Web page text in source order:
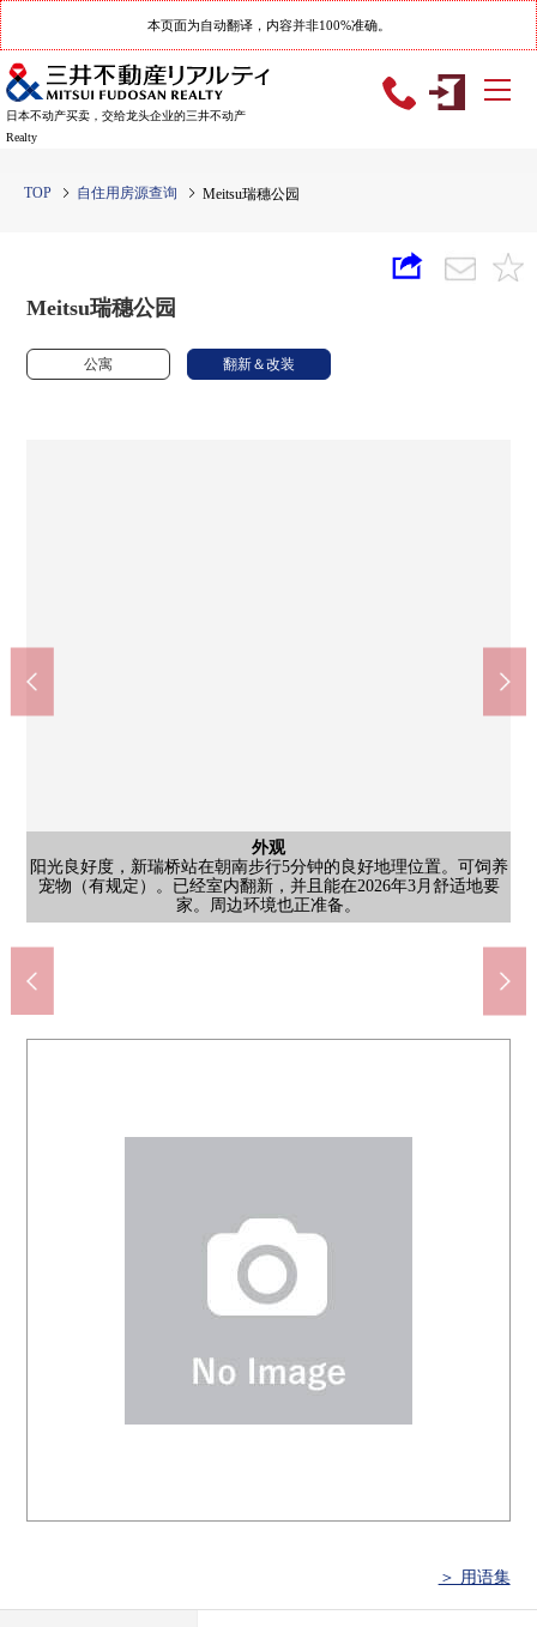
本页面为自动翻译，内容并非100%准确。
日本不动产买卖，交给龙头企业的三井不动产
Realty
TOP 自住用房源查询 Meitsu瑞穗公园
Meitsu瑞穗公园
公寓 翻新＆改装
外观
阳光良好度，新瑞桥站在朝南步行5分钟的良好地理位置。可饲养
宠物（有规定）。已经室内翻新，并且能在2026年3月舒适地要
家。周边环境也正准备。
客厅
在南向曝光面大大地确保开口的约17.1张塌塌米LDK明亮地是开放
对象。舒适是某一个面积，并且也容易做家具配置，是家族，并
且舒适地可以度过。
客厅
在南向曝光面大大地确保开口的约17.1张塌塌米LDK明亮地是开放
对象。舒适是某一个面积，并且也容易做家具配置，是家族，并
且舒适地可以度过。
厨房
一边在能瞭望客厅的开放式厨房享受与家族的会话，一边可以家
务。是也被有洗碗机的考虑家务效率的好用的空间。
洗脸
有干净的感的洗脸室采用有宽敞的镜子的盥洗台。收纳被确保，
是能舒适地进行每天的打扮以及家务的好用的空间。
公共汽车
有木纹风格的温暖的装修的浴室能在成熟稳重的空间舒适地治疗1
日的疲劳。浴缸也很充裕，可以度过作为舒适的公共汽车时间。
厕所
无水箱型的当做感觉清醒的设计的厕所让空间感到舒适，有干净
的感。有温水冲洗功能，并且舒适地可以使用。
西式房间
约5.8张塌塌米西式房间是也容易用成熟稳重的装修作为主卧室以
及书斋使用的面积。有壁橱，并且有收纳力，能保持宣判处以感
觉清醒的空间。
西式房间
约5.8张塌塌米西式房间是也容易用成熟稳重的装修作为主卧室以
及书斋使用的面积。有壁橱，并且有收纳力，能保持宣判处以感
觉清醒的空间。
西式房间
约4.5张塌塌米西式房间简单，安稳的装修。重音Cross给予空间表
情，有壁橱，并且收纳也是被确保的好用的房间。
西式房间
约4.5张塌塌米西式房间简单，安稳的装修。重音Cross给予空间表
情，有壁橱，并且收纳也是被确保的好用的房间。
门口
当做以白为基调的亮的门口有干净的感，感觉清醒的印象。有有
收纳力的鞋柜，并且是家族份的鞋容易清算的好用的空间。
阳台
在朝南的阳台，洗的衣物也在阳光良好度心情舒畅地干。用有纵
深的形状有开放感觉，尽管是感觉，但是舒适地可以度过外面的
空气。
风景
来自朝南的阳台的风景希望参观，房源详细想知道的到三井
Rehouse樱山Center是如有意向，请跟我们联系♪(TEL:0120-34-
0031※火水定休)
停车场
停车场参观希望以及房源详细想知道的到三井Rehouse樱山Center
是如有意向，请跟我们联系。(TEL:0120-34-0031※火水定休)
其他当地
自行车停放处参观希望以及房源详细想知道的到三井Rehouse樱山
Center是如有意向，请跟我们联系。(TEL:0120-34-0031※火水定
休)
外观
参观希望以及房源详细想知道的到三井Rehouse樱山Center是如有
意向，请跟我们联系。(TEL:0120-34-0031※火水定休)
外观
参观希望以及房源详细想知道的到三井Rehouse樱山Center是如有
意向，请跟我们联系。(TEL:0120-34-0031※火水定休)
外观
参观希望以及房源详细想知道的到三井Rehouse樱山Center是如有
意向，请跟我们联系。(TEL:0120-34-0031※火水定休)
MAXVALU瑞穗通店(约230m)
瑞穗ka山冈公园(约110m)
丰冈小学(约470m)
荻山中学(约720m)
地铁樱通线、名城线"新瑞桥"车站(约330m)
步行5分钟
地铁樱通线"瑞穗运动场西"车站(约590m)
步行8分钟
＞ 用语集